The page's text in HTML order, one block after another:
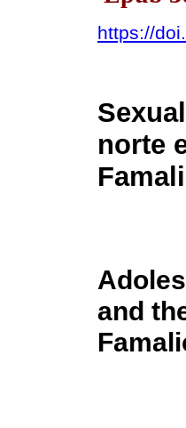
https://
norte
and